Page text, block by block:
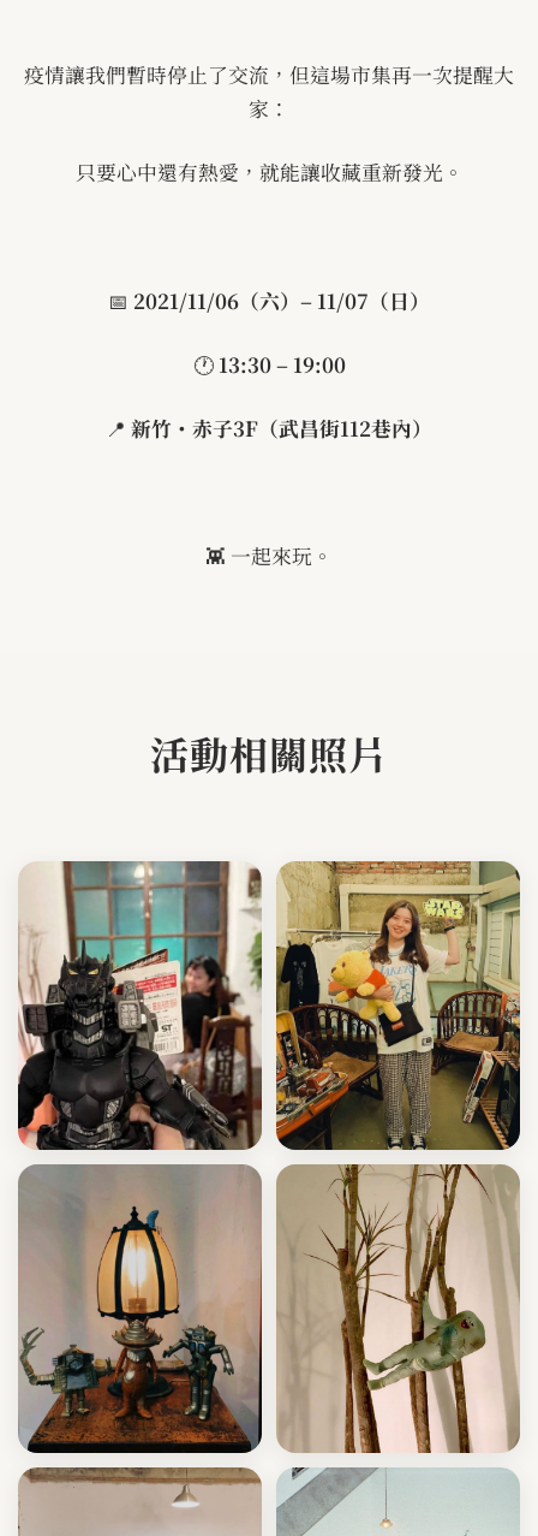
疫情讓我們暫時停止了交流，但這場市集再一次提醒大
家：
只要心中還有熱愛，就能讓收藏重新發光。
📅 2021/11/06 （六） – 11/07 （日）
🕐 13:30 – 19:00
📍 新竹・赤子3F （武昌街112巷內）
👾 一起來玩。
活動相關照片